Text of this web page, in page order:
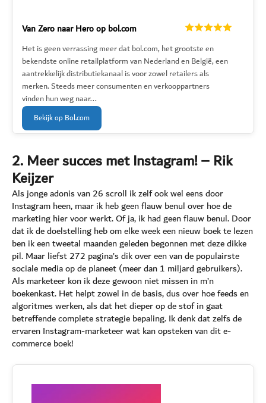
Van Zero naar Hero op bol.com
Het is geen verrassing meer dat bol.com, het grootste en
bekendste online retailplatform van Nederland en België, een
aantrekkelijk distributiekanaal is voor zowel retailers als
merken. Steeds meer consumenten en verkooppartners
vinden hun weg naar...
Bekijk op Bol.com
2. Meer succes met Instagram! – Rik
Keijzer
Als jonge adonis van 26 scroll ik zelf ook wel eens door
Instagram heen, maar ik heb geen flauw benul over hoe de
marketing hier voor werkt. Of ja, ik had geen flauw benul. Door
dat ik de doelstelling heb om elke week een nieuw boek te lezen
ben ik een tweetal maanden geleden begonnen met deze dikke
pil. Maar liefst 272 pagina’s dik over een van de populairste
sociale media op de planeet (meer dan 1 miljard gebruikers).
Als marketeer kon ik deze gewoon niet missen in m’n
boekenkast. Het helpt zowel in de basis, dus over hoe feeds en
algoritmes werken, als dat het dieper op de stof in gaat
betreffende complete strategie bepaling. Ik denk dat zelfs de
ervaren Instagram-marketeer wat kan opsteken van dit e-
commerce boek!